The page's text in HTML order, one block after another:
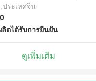
,ประเทศจีน
ลิตได้รับการยืนยัน
ดูเพิ่มเติม